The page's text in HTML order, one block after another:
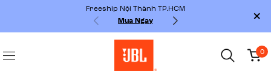
Freeship Nội Thành TP.HCM
Mua Ngay
0